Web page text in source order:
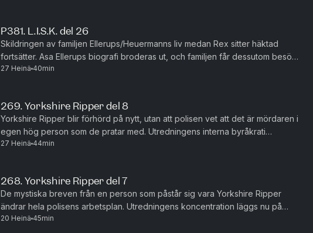
P381. L.I.S.K. del 26
Skildringen av familjen Ellerups/Heuermanns liv medan Rex sitter häktad
fortsätter. Asa Ellerups biografi broderas ut, och familjen får dessutom besök
27 Heinä 40min
269. Yorkshire Ripper del 8
Yorkshire Ripper blir förhörd på nytt, utan att polisen vet att det är mördaren i
egen hög person som de pratar med. Utredningens interna byråkrati
försvagar polisens chans att komma närmre en lösning...
27 Heinä 44min
268. Yorkshire Ripper del 7
De mystiska breven från en person som påstår sig vara Yorkshire Ripper
ändrar hela polisens arbetsplan. Utredningens koncentration läggs nu på
staden Sunderland i grevskapet Tyne and Wear i nordöstra ...
20 Heinä 45min